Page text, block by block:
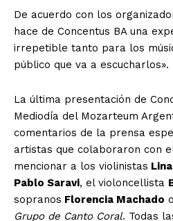
De acuerdo con los
hace de Concentus BA una
irrepetible tanto para los
público que va a escucharlos».
La última presentación de
Mediodía del Mozarteum
comentarios de la prensa
artistas que colaboraron con
mencionar a los violinistas
Pablo Saravi, el violoncellista
sopranos Florencia Machado o
Grupo de Canto Coral. Todas